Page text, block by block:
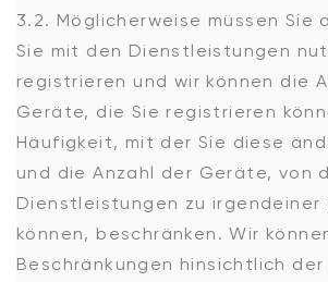
3.2. Möglicherweise müssen Sie
Sie mit den Dienstleistungen
registrieren und wir können die
Geräte, die Sie registrieren
Häufigkeit, mit der Sie diese
und die Anzahl der Geräte, von
Dienstleistungen zu irgendeiner
können, beschränken. Wir
Beschränkungen hinsichtlich